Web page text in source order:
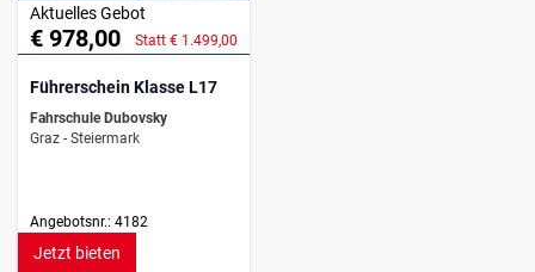
Aktuelles Gebot
€ 978,00 Statt € 1.499,00
Führerschein Klasse L17
Fahrschule Dubovsky
Graz - Steiermark
Angebotsnr.: 4182
Jetzt bieten